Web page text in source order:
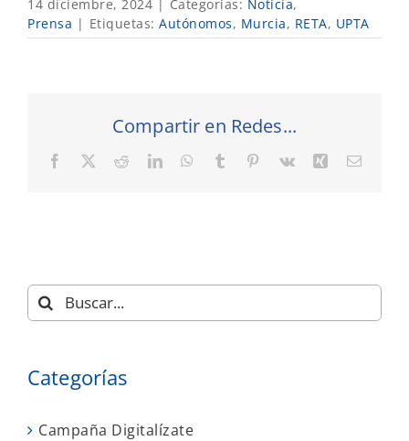
14 diciembre, 2024 | Categorías: Noticia,
Prensa | Etiquetas: Autónomos, Murcia, RETA, UPTA
Compartir en Redes...
Facebook RedditLinkedInWhatsApp
Tumblr Pinterest
Vk XingCorreo
Buscar:
Categorías
Campaña Digitalízate